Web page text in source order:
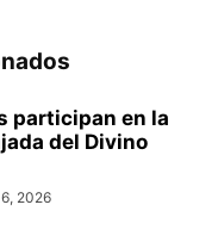
participan en la
del Divino
2026